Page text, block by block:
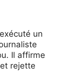
un
Il affirme
rejette